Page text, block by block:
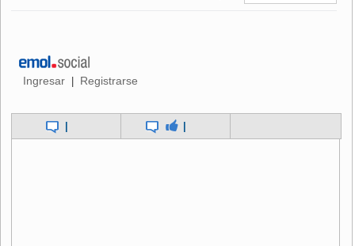
Ingresar Registrarse